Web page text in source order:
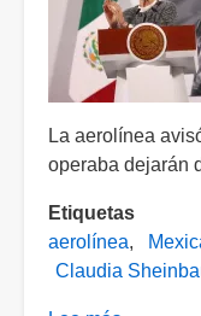
la
situación
de
La aerolínea
operaba dejarán
Etiquetas
aerolínea
Claudia